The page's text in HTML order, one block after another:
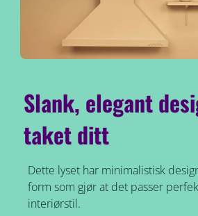
Slank, elegant
taket ditt
Dette lyset har minimalistisk
form som gjør at det passer
interiørstil.